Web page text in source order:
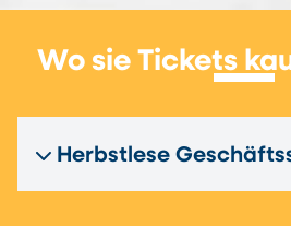
Wo sie Tickets
Herbstlese